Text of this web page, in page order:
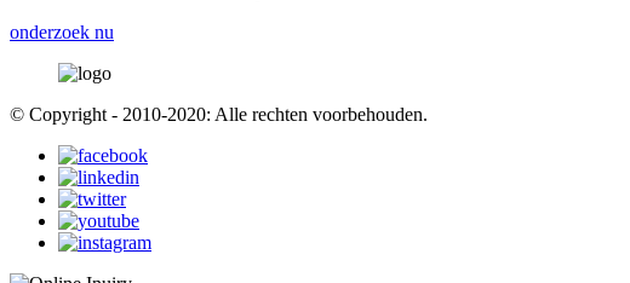
onderzoek nu
© Copyright - 2010-2020: Alle rechten voorbehouden.